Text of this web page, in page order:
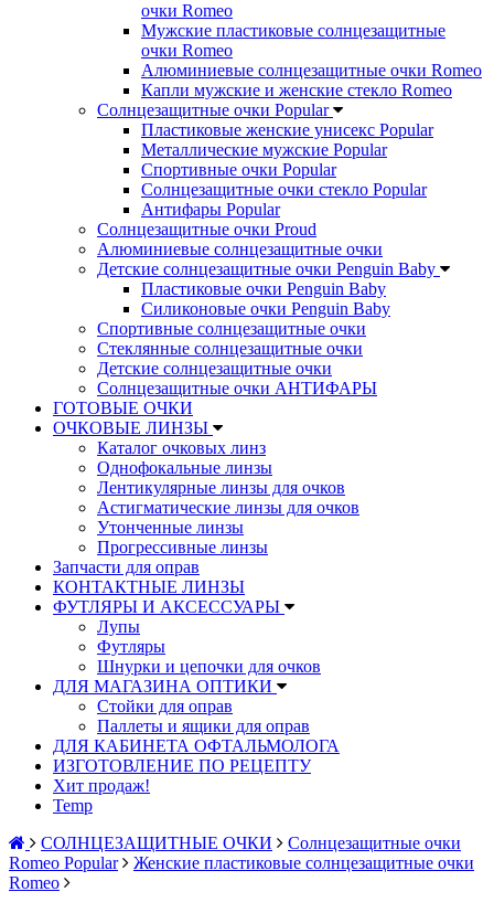
очки Romeo
Мужские пластиковые солнцезащитные
очки Romeo
Алюминиевые солнцезащитные очки Romeo
Капли мужские и женские стекло Romeo
Солнцезащитные очки Popular
Пластиковые женские унисекс Popular
Металлические мужские Popular
Спортивные очки Popular
Солнцезащитные очки стекло Popular
Aнтифары Popular
Солнцезащитные очки Proud
Алюминиевые солнцезащитные очки
Детские солнцезащитные очки Penguin Baby
Пластиковые очки Penguin Baby
Силиконовые очки Penguin Baby
Спортивные солнцезащитные очки
Стеклянные солнцезащитные очки
Детские солнцезащитные очки
Солнцезащитные очки АНТИФАРЫ
ГОТОВЫЕ ОЧКИ
ОЧКОВЫЕ ЛИНЗЫ
Каталог очковых линз
Однофокальные линзы
Лентикулярные линзы для очков
Астигматические линзы для очков
Утонченные линзы
Прогрессивные линзы
Запчасти для оправ
КОНТАКТНЫЕ ЛИНЗЫ
ФУТЛЯРЫ И АКСЕССУАРЫ
Лупы
Футляры
Шнурки и цепочки для очков
ДЛЯ МАГАЗИНА ОПТИКИ
Стойки для оправ
Паллеты и ящики для оправ
ДЛЯ КАБИНЕТА ОФТАЛЬМОЛОГА
ИЗГОТОВЛЕНИЕ ПО РЕЦЕПТУ
Хит продаж!
Temp
СОЛНЦЕЗАЩИТНЫЕ ОЧКИ
Солнцезащитные очки
Romeo Popular
Женские пластиковые солнцезащитные очки
Romeo